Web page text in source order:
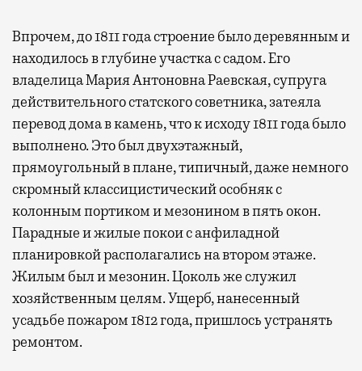
Впрочем, до 1811 года строение было деревянным и
находилось в глубине участка с садом. Его
владелица Мария Антоновна Раевская, супруга
действительного статского советника, затеяла
перевод дома в камень, что к исходу 1811 года было
выполнено. Это был двухэтажный,
прямоугольный в плане, типичный, даже немного
скромный классицистический особняк с
колонным портиком и мезонином в пять окон.
Парадные и жилые покои с анфиладной
планировкой располагались на втором этаже.
Жилым был и мезонин. Цоколь же служил
хозяйственным целям. Ущерб, нанесенный
усадьбе пожаром 1812 года, пришлось устранять
ремонтом.